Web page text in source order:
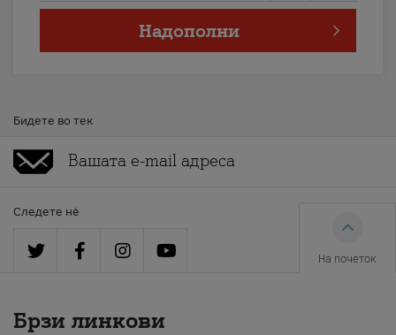
Надополни
Бидете во тек
Следете нè
На почеток
Брзи линкови